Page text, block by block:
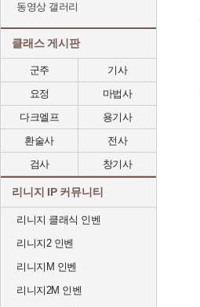
동영상 갤러리
클래스 게시판
군주
기사
요정
마법사
다크엘프
용기사
환술사
전사
검사
창기사
리니지 IP 커뮤니티
리니지 클래식 인벤
리니지2 인벤
리니지M 인벤
리니지2M 인벤